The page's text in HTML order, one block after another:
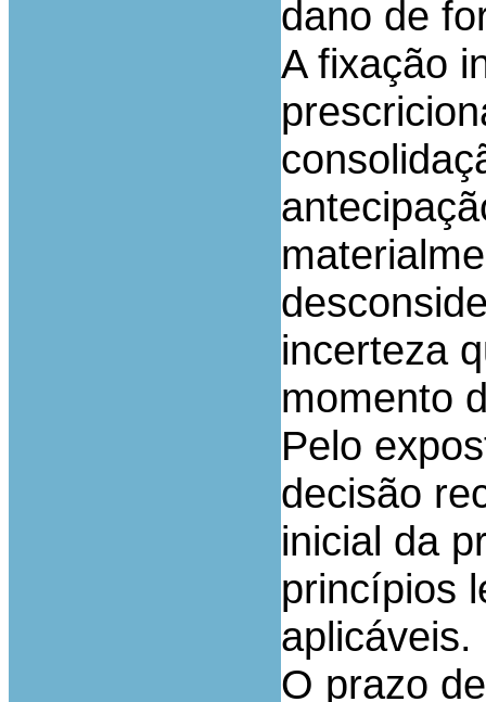
dano de
A fixação
incerteza
momento
Pelo
decisão
inicial da
princípios
aplicáveis.
O prazo